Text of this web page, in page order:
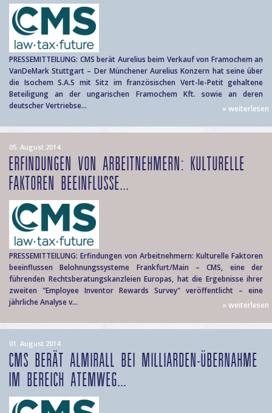
PRESSEMITTEILUNG: CMS berät Aurelius beim Verkauf von Framochem an
VanDeMark Stuttgart – Der Münchener Aurelius Konzern hat seine über
die Isochem S.A.S mit Sitz im französischen Vert-le-Petit gehaltene
Beteiligung an der ungarischen Framochem Kft. sowie an deren
deutscher Vertriebse...
» weiterlesen
05. August 2014
ERFINDUNGEN VON ARBEITNEHMERN: KULTURELLE
FAKTOREN BEEINFLUSSE...
PRESSEMITTEILUNG: Erfindungen von Arbeitnehmern: Kulturelle Faktoren
beeinflussen Belohnungssysteme Frankfurt/Main – CMS, eine der
führenden Rechtsberatungskanzleien Europas, hat die Ergebnisse ihrer
zweiten "Employee Inventor Rewards Survey" veröffentlicht – eine
jährliche Analyse v...
» weiterlesen
01. August 2014
CMS BERÄT ALMIRALL BEI MILLIARDEN-ÜBERNAHME
IM BEREICH ATEMWEG...